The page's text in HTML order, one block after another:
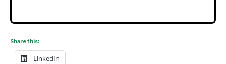
Share this:
LinkedIn